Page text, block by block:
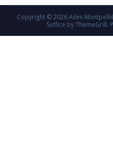
Copyright © 2026Ailes
Suffice by ThemeGrill.